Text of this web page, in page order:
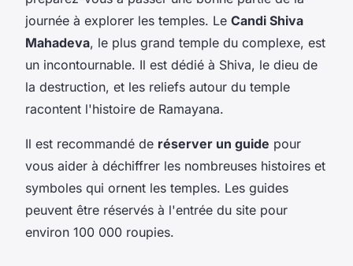
journée à explorer les temples. Le Candi Shiva
Mahadeva, le plus grand temple du complexe, est
un incontournable. Il est dédié à Shiva, le dieu de
la destruction, et les reliefs autour du temple
racontent l'histoire de Ramayana.
Il est recommandé de réserver un guide pour
vous aider à déchiffrer les nombreuses histoires et
symboles qui ornent les temples. Les guides
peuvent être réservés à l'entrée du site pour
environ 100 000 roupies.